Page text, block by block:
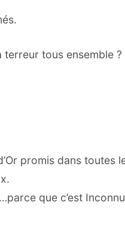
terreur tous ensemble ?
promis dans toutes
que c’est